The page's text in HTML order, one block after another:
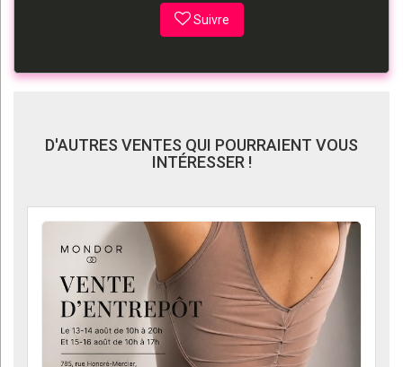
Suivre
D'AUTRES VENTES QUI POURRAIENT VOUS
INTÉRESSER !